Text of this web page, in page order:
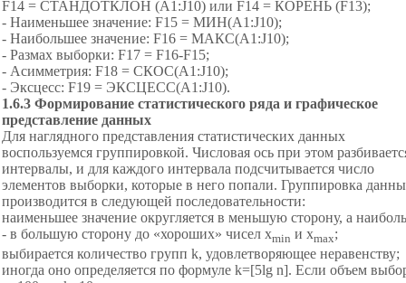
F14 = СТАНДОТКЛОН (A1:J10) или F14 = КОРЕНЬ (F13);
- Наименьшее значение: F15 = МИН(A1:J10);
- Наибольшее значение: F16 = МАКС(A1:J10);
- Размах выборки: F17 = F16-F15;
- Асимметрия: F18 = СКОС(A1:J10);
- Эксцесс: F19 = ЭКСЦЕСС(A1:J10).
1.6.3 Формирование статистического ряда и графическое
представление данных
Для наглядного представления статистических данных
воспользуемся группировкой. Числовая ось при этом
интервалы, и для каждого интервала подсчитывается число
элементов выборки, которые в него попали. Группировка
производится в следующей последовательности:
наименьшее значение округляется в меньшую сторону, а
- в большую сторону до «хороших» чисел хmin и хmax;
выбирается количество групп k, удовлетворяющее неравенству;
иногда оно определяется по формуле k=[5lg n]. Если объем